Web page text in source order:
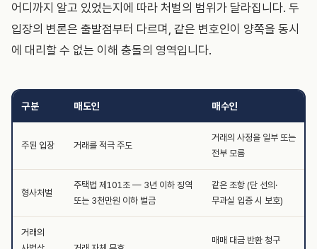
어디까지 알고 있었는지에 따라 처벌의 범위가 달라집니다. 두
입장의 변론은 출발점부터 다르며, 같은 변호인이 양쪽을 동시
에 대리할 수 없는 이해 충돌의 영역입니다.
구분 매도인 매수인
주된 입장 거래를 적극 주도
거래의 사정을 일부 또는
전부 모름
형사처벌
주택법 제101조 — 3년 이하 징역
또는 3천만원 이하 벌금
같은 조항 (단 선의·
무과실 입증 시 보호)
거래의
매매 대금 반환 청구